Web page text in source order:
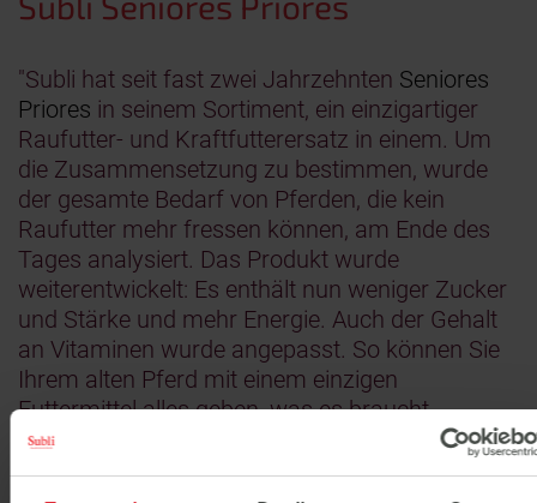
"Subli hat seit fast zwei Jahrzehnten Seniores
Priores in seinem Sortiment, ein einzigartiger
Raufutter- und Kraftfutterersatz in einem. Um
die Zusammensetzung zu bestimmen, wurde
der gesamte Bedarf von Pferden, die kein
Raufutter mehr fressen können, am Ende des
Tages analysiert. Das Produkt wurde
weiterentwickelt: Es enthält nun weniger Zucker
und Stärke und mehr Energie. Auch der Gehalt
an Vitaminen wurde angepasst. So können Sie
Ihrem alten Pferd mit einem einzigen
Futtermittel alles geben, was es braucht.
Seniores Priores kann auch als
Ergänzungsfuttermittel verwendet werden. Dies